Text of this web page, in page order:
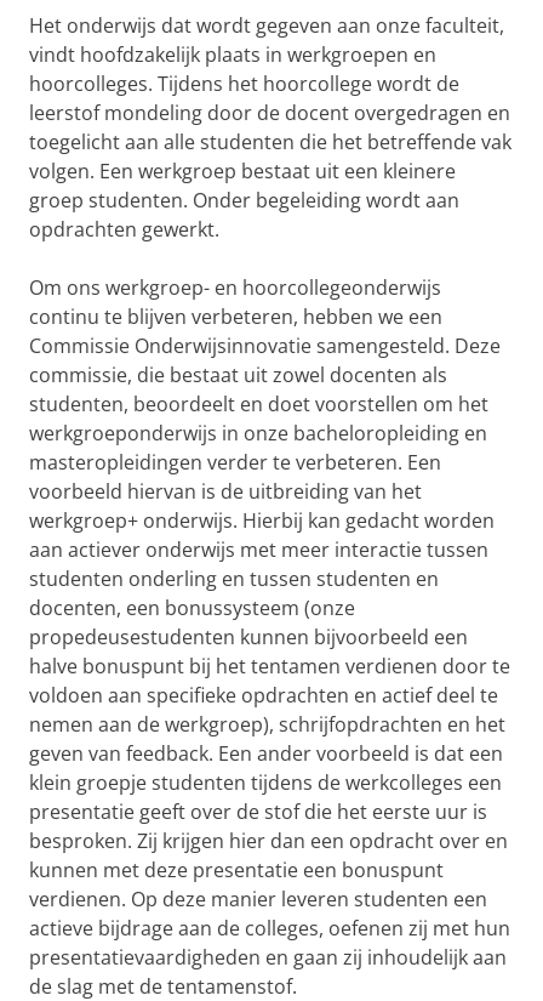
Het onderwijs dat wordt gegeven aan onze faculteit,
vindt hoofdzakelijk plaats in werkgroepen en
hoorcolleges. Tijdens het hoorcollege wordt de
leerstof mondeling door de docent overgedragen en
toegelicht aan alle studenten die het betreffende vak
volgen. Een werkgroep bestaat uit een kleinere
groep studenten. Onder begeleiding wordt aan
opdrachten gewerkt.
Om ons werkgroep- en hoorcollegeonderwijs
continu te blijven verbeteren, hebben we een
Commissie Onderwijsinnovatie samengesteld. Deze
commissie, die bestaat uit zowel docenten als
studenten, beoordeelt en doet voorstellen om het
werkgroeponderwijs in onze bacheloropleiding en
masteropleidingen verder te verbeteren. Een
voorbeeld hiervan is de uitbreiding van het
werkgroep+ onderwijs. Hierbij kan gedacht worden
aan actiever onderwijs met meer interactie tussen
studenten onderling en tussen studenten en
docenten, een bonussysteem (onze
propedeusestudenten kunnen bijvoorbeeld een
halve bonuspunt bij het tentamen verdienen door te
voldoen aan specifieke opdrachten en actief deel te
nemen aan de werkgroep), schrijfopdrachten en het
geven van feedback. Een ander voorbeeld is dat een
klein groepje studenten tijdens de werkcolleges een
presentatie geeft over de stof die het eerste uur is
besproken. Zij krijgen hier dan een opdracht over en
kunnen met deze presentatie een bonuspunt
verdienen. Op deze manier leveren studenten een
actieve bijdrage aan de colleges, oefenen zij met hun
presentatievaardigheden en gaan zij inhoudelijk aan
de slag met de tentamenstof.